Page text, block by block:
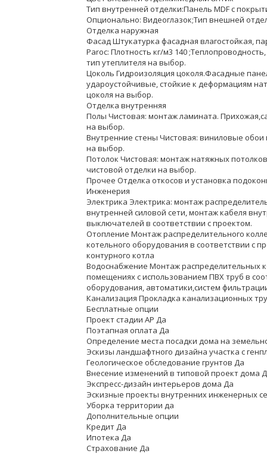
Тип внутренней отделки:Панель MDF с
Опционально: Видеоглазок;Тип внешней
Отделка наружная
Фасад Штукатурка фасадная влагостойкая,
Paroc: Плотность кг/м3 140
тип утеплителя на выбор.
Цоколь Гидроизоляция цоколя.Фасадные
удароустойчивые, стойкие к деформациям
цоколя на выбор.
Отделка внутренняя
Полы Чистовая: монтаж ламината.
на выбор.
Внутренние стены Чистовая: виниловые
на выбор.
Потолок Чистовая: монтаж натяжных
чистовой отделки на выбор.
Прочее Отделка откосов и установка
Инженерия
Электрика Электрика: монтаж
внутренней силовой сети, монтаж кабеля
выключателей в соответствии с проектом.
Отопление Монтаж распределительного
котельного оборудования в соответствии с
контурного котла
Водоснабжение Монтаж распределительных
помещениях с использованием ПВХ труб в
оборудования, автоматики,систем
Канализация Прокладка канализационных
Бесплатные опции
Проект стадии АР Да
Поэтапная оплата Да
Определение места посадки дома на
Эскизы ландшафтного дизайна участка с
Геологическое обследование грунтов Да
Внесение изменений в типовой проект дома
Экспресс-дизайн интерьеров дома Да
Эскизные проекты внутренних инженерных
Уборка территории да
Дополнительные опции
Кредит Да
Ипотека Да
Страхование Да